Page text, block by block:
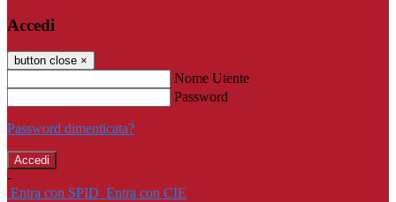
Accedi
button close ×
Nome Utente
Password
Password dimenticata?
-
Entra con SPID Entra con CIE